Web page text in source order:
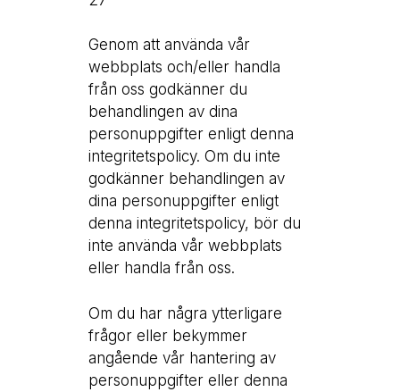
Genom att använda vår
webbplats och/eller handla
från oss godkänner du
behandlingen av dina
personuppgifter enligt denna
integritetspolicy. Om du inte
godkänner behandlingen av
dina personuppgifter enligt
denna integritetspolicy, bör du
inte använda vår webbplats
eller handla från oss.
Om du har några ytterligare
frågor eller bekymmer
angående vår hantering av
personuppgifter eller denna